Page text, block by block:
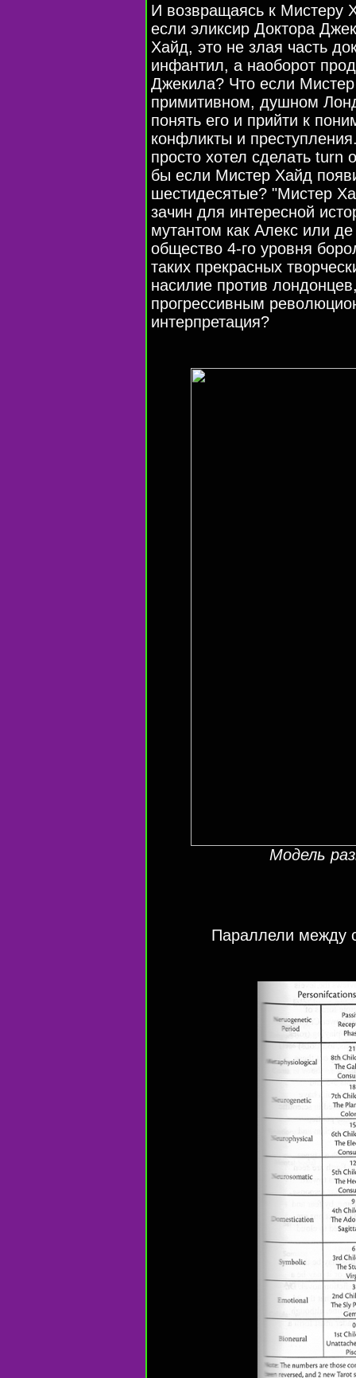
И возвращаясь к Мистеру
если эликсир Доктора
Хайд, это не злая часть
инфантил, а наоборот
Джекила? Что если
примитивном, душном
понять его и прийти к
конфликты и
просто хотел сделать
бы если Мистер Хайд
шестидесятые? "Мистер
зачин для интересной
мутантом как Алекс или
общество 4-го уровня
таких прекрасных
насилие против
прогрессивным
интерпретация?
Модель
Параллели между